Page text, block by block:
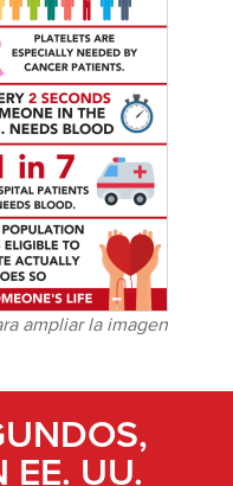
ampliar la imagen
EE. UU.